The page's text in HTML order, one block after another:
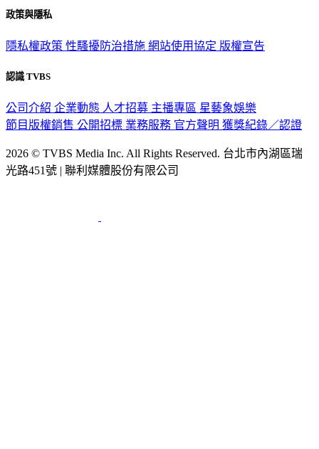
政策與隱私
隱私權政策 性騷擾防治措施 網站使用協定 版權宣告
認識 TVBS
公司介紹 企業動態 人才招募 主播專區 星藝象娛樂
節目版權銷售 公開招標 業務服務 官方聲明 獲獎紀錄／認證
2026 © TVBS Media Inc. All Rights Reserved. 台北市內湖區瑞
光路451號 | 聯利媒體股份有限公司